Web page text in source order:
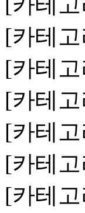
[카테
[카테
[카테
[카테
[카테
[카테